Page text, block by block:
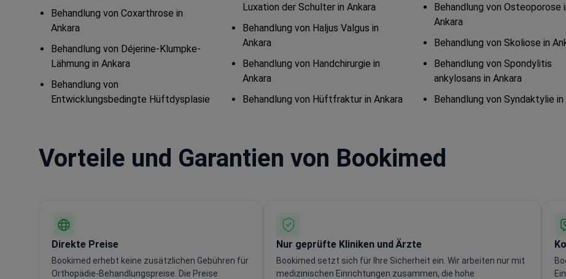
Behandlung von Coxarthrose in
Ankara
Behandlung von Déjerine-Klumpke-
Lähmung in Ankara
Behandlung von
Entwicklungsbedingte Hüftdysplasie
Luxation der Schulter in Ankara
Behandlung von Haljus Valgus in
Ankara
Behandlung von Handchirurgie in
Ankara
Behandlung von Hüftfraktur in Ankara
Behandlung von Osteoporose
Ankara
Behandlung von Skoliose in
Behandlung von Spondylitis
ankylosans in Ankara
Behandlung von Syndaktylie in
Vorteile und Garantien von Bookimed
Direkte Preise
Bookimed erhebt keine zusätzlichen Gebühren für
Orthopädie-Behandlungspreise. Die Preise
Nur geprüfte Kliniken und Ärzte
Bookimed setzt sich für Ihre Sicherheit ein. Wir arbeiten nur mit
medizinischen Einrichtungen zusammen, die hohe